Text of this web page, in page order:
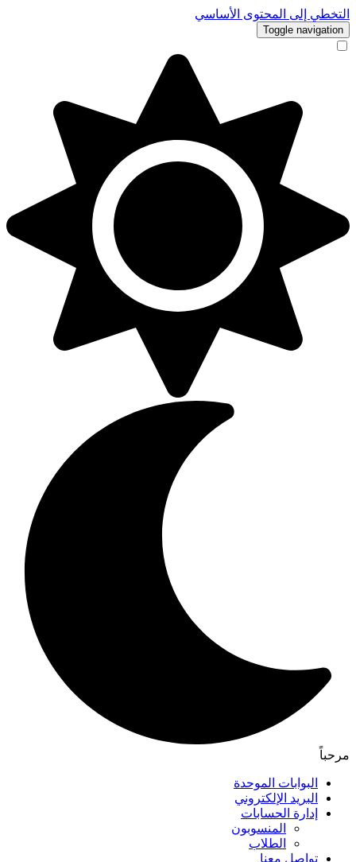
التخطي إلى المحتوى الأساسي
Toggle navigation
مرحباً
البوابات الموحدة
البريد الإلكتروني
إدارة الحسابات
المنسوبون
الطلاب
تواصل معنا